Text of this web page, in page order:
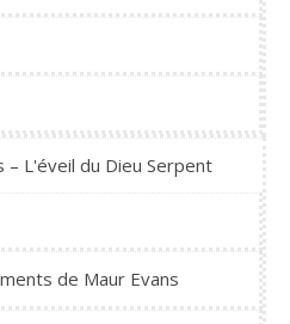
L'éveil du Dieu Serpent
de Maur Evans